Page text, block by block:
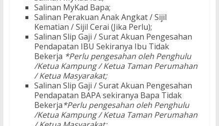
Salinan MyKad Bapa;
Salinan Perakuan Anak Angkat / Sijil
Kematian / Sijil Cerai (Jika Perlu);
Salinan Slip Gaji / Surat Akuan Pengesahan
Pendapatan IBU Sekiranya Ibu Tidak
Bekerja *Perlu pengesahan oleh Penghulu
/Ketua Kampung / Ketua Taman Perumahan
/ Ketua Masyarakat;
Salinan Slip Gaji / Surat Akuan Pengesahan
Pendapatan BAPA sekiranya Bapa Tidak
Bekerja*Perlu pengesahan oleh Penghulu
/Ketua Kampung / Ketua Taman Perumahan